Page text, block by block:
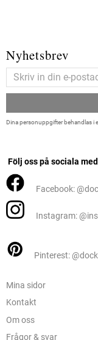
Nyhetsbrev
Dina personuppgifter behandlas i
Följ oss på sociala
Facebook:
Instagram:
Pinterest:
Mina sidor
Kontakt
Om oss
Frågor & svar